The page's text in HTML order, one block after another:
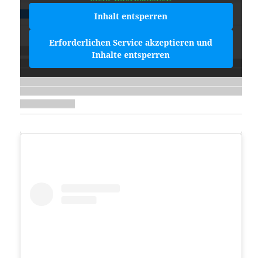
Inhalt entsperren
Erforderlichen Service akzeptieren und
Inhalte entsperren